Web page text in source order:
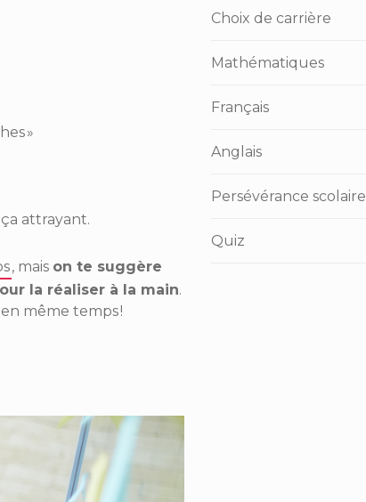
»
attrayant.
, mais on te suggère
la réaliser à la main.
même temps !
Choix de carrière
Mathématiques
Français
Anglais
Persévérance scolaire
Quiz